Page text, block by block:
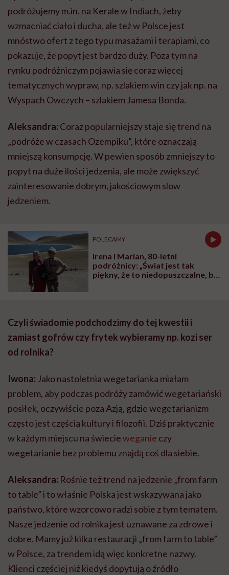
podróżujemy m.in. na Kerale w Indiach, żeby
wzmacniać ciało i ducha, ale też w Polsce jest
mnóstwo ofert z tego typu masażami i terapiami, co
pokazuje, że popyt jest bardzo duży. Poza tym na
rynku podróżniczym pojawia się coraz więcej
tematycznych wypraw, np. szlakiem win czy jak np. na
Wyspach Owczych – szlakiem Jamesa Bonda.
Aleksandra: Coraz popularniejszy staje się trend na
„podróże w czasach Ozempiku”, które oznaczają
mniejszą konsumpcję. W pewien sposób zmniejszy to
popyt na duże ilości jedzenia, ale może zwiększyć
zainteresowanie dobrym, jakościowym slow
jedzeniem.
POLECAMY
Irena i Marian, 80-letni
podróżnicy: „Świat jest tak
piękny, że to niedopuszczalne, by
Czyli świadomie podchodzimy do tej kwestii i
zamiast gofrów czy frytek wybieramy np. kozi ser
od rolnika?
Iwona: Jako nastoletnia wegetarianka miałam
problem, aby podczas podróży zamówić wegetariański
posiłek, oczywiście poza Azją, gdzie wegetarianizm
często jest częścią kultury i filozofii. Dziś praktycznie
w każdym miejscu na świecieweganie czy
wegetarianie bez problemu znajdą coś dla siebie.
Aleksandra: Rośnie też trend na jedzenie „from farm
to table” i to właśnie Polska jest wskazywana jako
państwo, które wzorcowo radzi sobie z tym tematem.
Nasze jedzenie od rolnika jest uznawane za zdrowe i
dobre. Mamy już kilka restauracji „from farm to table”
w Polsce, za trendem idą więc konkretne nazwy.
Klienci częściej niż kiedyś dopytują o źródło